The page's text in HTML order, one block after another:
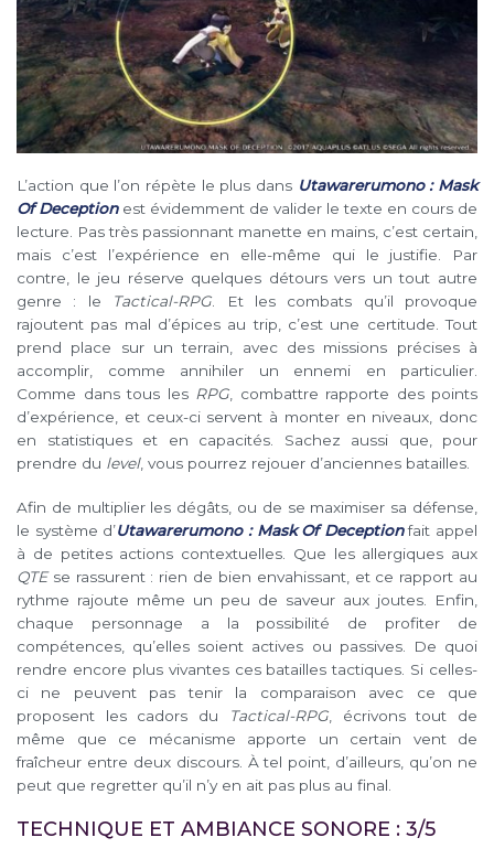
L’action que l’on répète le plus dans Utawarerumono : Mask
Of Deceptionest évidemment de valider le texte en cours de
lecture. Pas très passionnant manette en mains, c’est certain,
mais c’est l’expérience en elle-même qui le justifie. Par
contre, le jeu réserve quelques détours vers un tout autre
genre : le
Tactical-RPG . Et les combats qu’il provoque
rajoutent pas mal d’épices au trip, c’est une certitude. Tout
prend place sur un terrain, avec des missions précises à
accomplir, comme annihiler un ennemi en particulier.
Comme dans tous les RPG , combattre rapporte des points
d’expérience, et ceux-ci servent à monter en niveaux, donc
en statistiques et en capacités. Sachez aussi que, pour
prendre du level, vous pourrez rejouer d’anciennes batailles.
Afin de multiplier les dégâts, ou de se maximiser sa défense,
le système d’Utawarerumono : Mask Of Deceptionfait appel
à de petites actions contextuelles. Que les allergiques aux
QTEse rassurent : rien de bien envahissant, et ce rapport au
rythme rajoute même un peu de saveur aux joutes. Enfin,
chaque personnage a la possibilité de profiter de
compétences, qu’elles soient actives ou passives. De quoi
rendre encore plus vivantes ces batailles tactiques. Si celles-
ci ne peuvent pas tenir la comparaison avec ce que
proposent les cadors du
Tactical-RPG, écrivons tout de
même que ce mécanisme apporte un certain vent de
fraîcheur entre deux discours. À tel point, d’ailleurs, qu’on ne
peut que regretter qu’il n’y en ait pas plus au final.
TECHNIQUE ET AMBIANCE SONORE : 3/5